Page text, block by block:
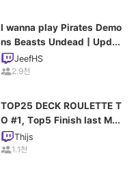
I wanna play Pirates Demo
ns Beasts Undead | Updat
ed !comps
JeefHS
2.9천
TOP25 DECK ROULETTE T
O #1, Top5 Finish last Mo
nth!Thijs
1.1천